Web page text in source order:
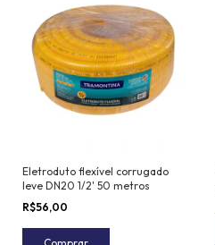
Eletroduto flexível corrugado
leve DN20 1/2' 50 metros
R$56,00